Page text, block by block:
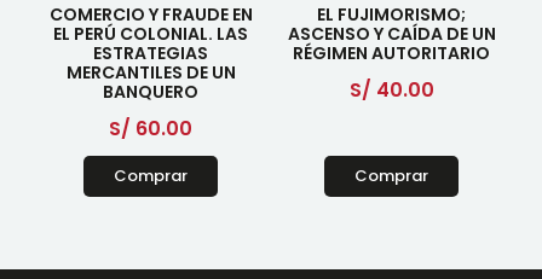
COMERCIO Y FRAUDE EN
EL PERÚ COLONIAL. LAS
ESTRATEGIAS
MERCANTILES DE UN
BANQUERO
S/ 60.00
Comprar
EL FUJIMORISMO;
ASCENSO Y CAÍDA DE UN
RÉGIMEN AUTORITARIO
S/ 40.00
Comprar